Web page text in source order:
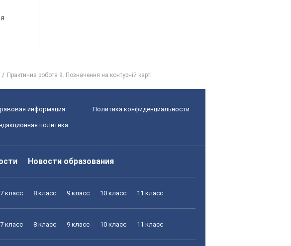
Практична робота 9. Позначення на контурній карті
информация Политика конфиденциальности
политика
Новости образования
7 класс 8 класс 9 класс 10 класс 11 класс
7 класс 8 класс 9 класс 10 класс 11 класс